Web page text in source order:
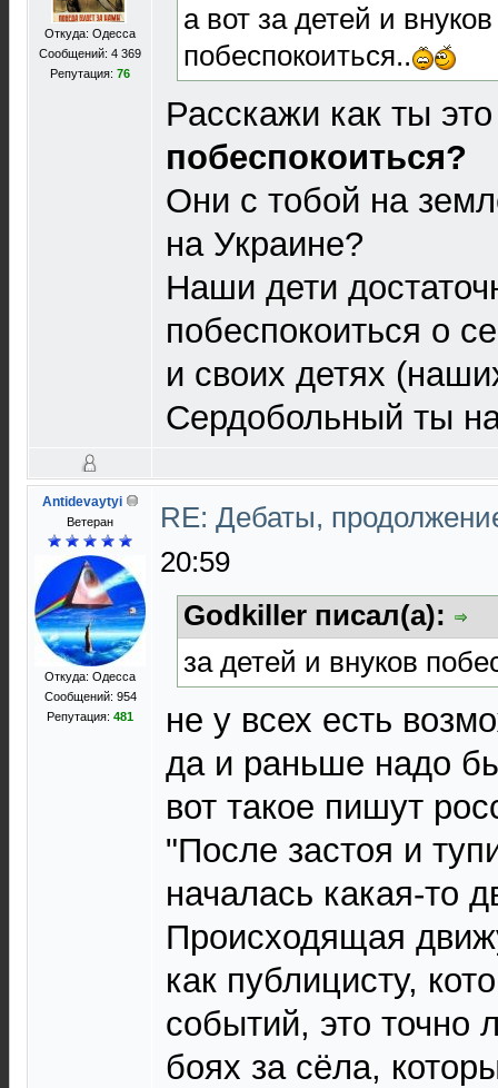
Откуда: Одесса
Сообщений: 4 369
Репутация: 76
а вот за детей и
побеспокоиться..
Расскажи как ты
побеспокоиться?
Они с тобой на
на Украине?
Наши дети
побеспокоиться о
и своих детях
Сердобольный ты
Antidevaytyi
Ветеран
Откуда: Одесса
Сообщений: 954
Репутация: 481
RE: Дебаты,
20:59
Godkiller писал(а):
за детей и внуков
не у всех есть
да и раньше надо
вот такое пишут
"После застоя и
началась какая-то
Происходящая
как публицисту,
событий, это точно
боях за сёла,